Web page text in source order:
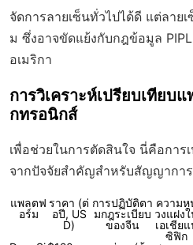
จัดการลายเซ็นทั่วไปได้ดี แต่ลาย
ม ซึ่งอาจขัดแย้งกับกฎข้อมูล
อเมริกา
การวิเคราะห์เปรียบเทียบ
กทรอนิกส์
เพื่อช่วยในการตัดสินใจ นี่คือการ
จากปัจจัยสำคัญสำหรับสัญญากา
แพลตฟ
อร์ม
ราคา (ต่
อปี, US
D)
การปฏิบัติตา
มกฎระเบียบ
ของจีน
ความห
วงแฝง
เอเชีย
ซิฟิก